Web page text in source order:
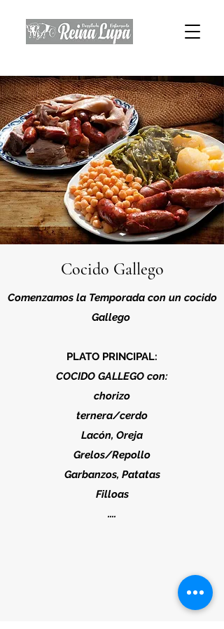
Cocido Gallego
Comenzamos la Temporada con un cocido
Gallego
PLATO PRINCIPAL:
COCIDO GALLEGO con:
chorizo
ternera/cerdo
Lacón, Oreja
Grelos/Repollo
Garbanzos, Patatas
Filloas
....